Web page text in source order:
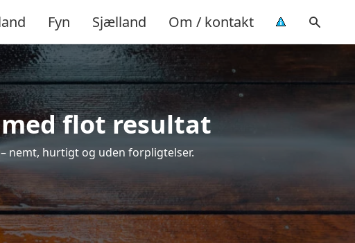
Fyn Sjælland Om / kontakt
flot resultat
nemt, hurtigt og uden forpligtelser.